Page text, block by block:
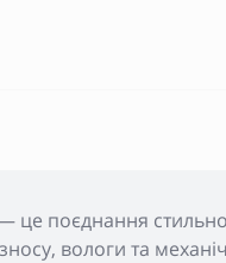
поєднання
вологи та